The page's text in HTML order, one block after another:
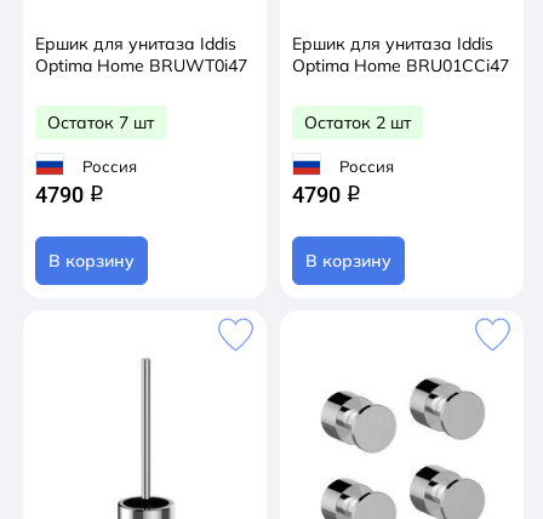
Ершик для унитаза Iddis
Optima Home BRUWT0i47
Остаток 7 шт
Россия
4790 q
В корзину
Ершик для унитаза Iddis
Optima Home BRU01CCi47
Остаток 2 шт
Россия
4790 q
В корзину